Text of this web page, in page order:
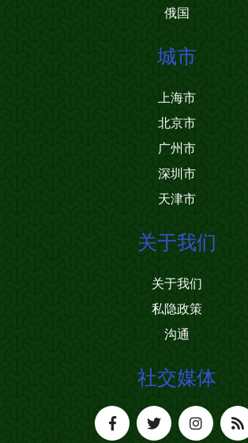
俄国
城市
上海市
北京市
广州市
深圳市
天津市
关于我们
关于我们
私隐政策
沟通
社交媒体